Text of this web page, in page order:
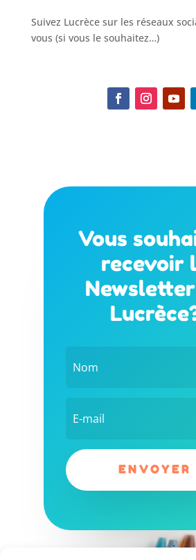
Suivez Lucrèce sur les réseaux
vous (si vous le souhaitez…)
Vous
recevoir
ENVOYER